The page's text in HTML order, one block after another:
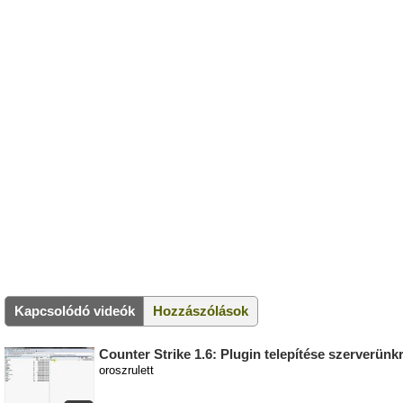
Kapcsolódó videók Hozzászólások
Counter Strike 1.6: Plugin telepítése
oroszrulett